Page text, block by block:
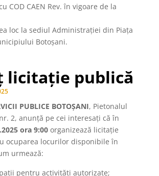
COD CAEN Rev. în vigoare de la
loc la sediul Administrației din Piața
Botoșani.
licitație publică
PUBLICE BOTOȘANI, Pietonalul
2, anunţă pe cei interesaţi că în
ora 9:00organizează licitaţie
ocuparea locurilor disponibile în
urmează:
pentru activități autorizate;